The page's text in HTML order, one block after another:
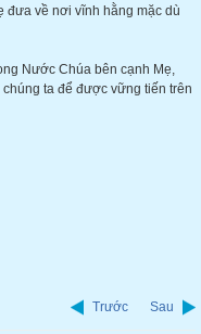
đưa về nơi vĩnh hằng mặc dù
Nước Chúa bên cạnh Mẹ,
ta để được vững tiến trên
Trước Sau